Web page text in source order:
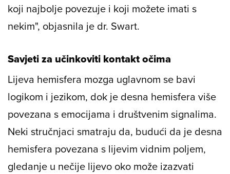
koji najbolje povezuje i koji možete imati s
nekim", objasnila je dr. Swart.
Savjeti za učinkoviti kontakt očima
Lijeva hemisfera mozga uglavnom se bavi
logikom i jezikom, dok je desna hemisfera više
povezana s emocijama i društvenim signalima.
Neki stručnjaci smatraju da, budući da je desna
hemisfera povezana s lijevim vidnim poljem,
gledanje u nečije lijevo oko može izazvati